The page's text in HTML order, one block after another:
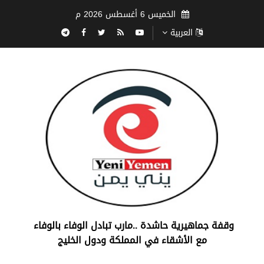
الخميس 6 أغسطس 2026 م
العربية
‏وقفة جماهيرية حاشدة ..مارب ‏تبادل الوفاء بالوفاء ‏
مع الأشقاء في المملكة ودول الخليج